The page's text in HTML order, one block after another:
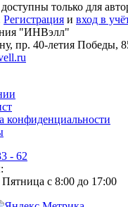
только для
Регистрация и вход в
"ИНВэлл"
пр. 40-летия Победы,
конфиденциальности
- 62
с 8:00 до 17:00